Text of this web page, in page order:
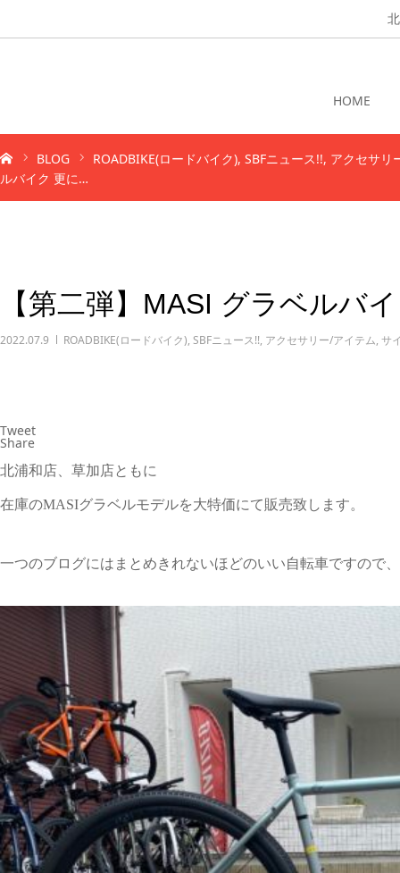
HOME
BLOG ROADBIKE(ロードバイク) SBFニュース!! アクセサリ
ルバイク 更に…
【第二弾】MASI グラベルバ
2022.07.9 ROADBIKE(ロードバイク), SBFニュース!!, アクセサリー/アイテム, サ
Tweet
Share
北浦和店、草加店ともに
在庫のMASIグラベルモデルを大特価にて販売致します。
一つのブログにはまとめきれないほどのいい自転車ですので、